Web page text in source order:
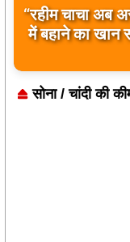
“रहीम चाचा अब
में बहाने का खान
सोना / चांदी की